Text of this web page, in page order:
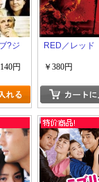
?ジ
円
RED／レッド
￥380円